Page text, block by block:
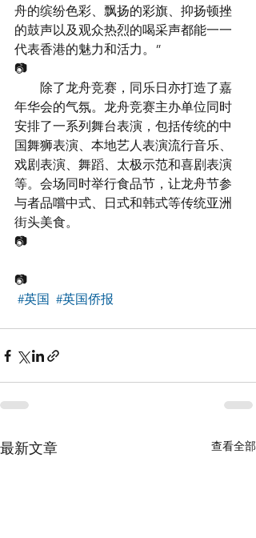
舟的缤纷色彩、飘扬的彩旗、抑扬顿挫
的鼓声以及观众热烈的喝采声都能一一
代表香港的魅力和活力。”
📷
除了龙舟竞赛，同乐日亦打造了嘉
年华会的气氛。龙舟竞赛主办单位同时
安排了一系列舞台表演，包括传统的中
国舞狮表演、本地艺人表演流行音乐、
戏剧表演、舞蹈、太极示范和喜剧表演
等。会场同时举行食品节，让龙舟节参
与者品嚐中式、日式和韩式等传统亚洲
街头美食。
📷
📷
#英国 #英国侨报
最新文章 查看全部